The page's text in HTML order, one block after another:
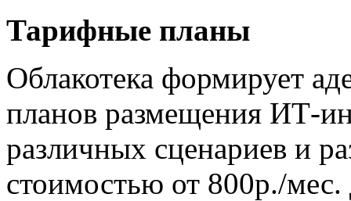
Тарифные планы
Облакотека формирует
планов размещения ИТ-
различных сценариев и
стоимостью от 800р./